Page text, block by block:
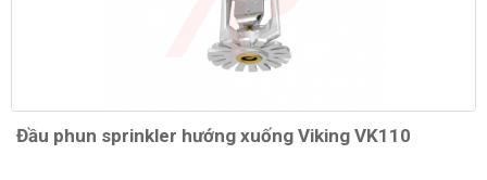
Đầu phun sprinkler hướng xuống Viking VK110